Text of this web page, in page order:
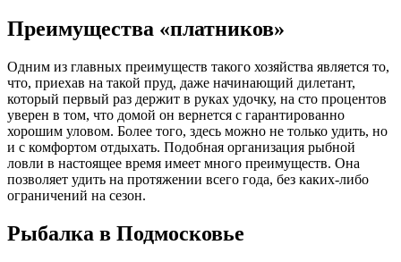
Преимущества «платников»
Одним из главных преимуществ такого хозяйства является то,
что, приехав на такой пруд, даже начинающий дилетант,
который первый раз держит в руках удочку, на сто процентов
уверен в том, что домой он вернется с гарантированно
хорошим уловом. Более того, здесь можно не только удить, но
и с комфортом отдыхать. Подобная организация рыбной
ловли в настоящее время имеет много преимуществ. Она
позволяет удить на протяжении всего года, без каких-либо
ограничений на сезон.
Рыбалка в Подмосковье